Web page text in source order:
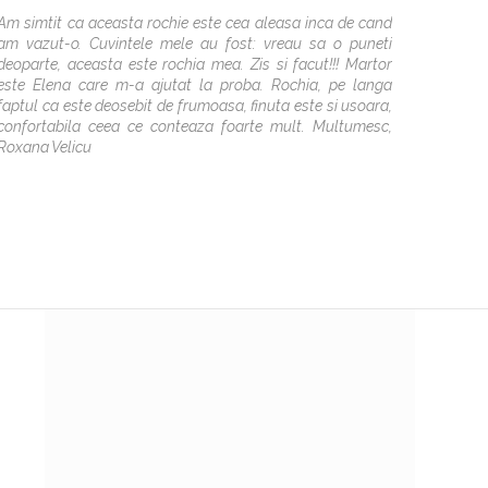
simtit ca aceasta rochie este cea aleasa inca de cand
vazut-o. Cuvintele mele au fost: vreau sa o puneti
aceasta este rochia mea. Zis si facut!!! Martor
Elena care m-a ajutat la proba. Rochia, pe langa
ca este deosebit de frumoasa, finuta este si usoara,
ceea ce conteaza foarte mult. Multumesc,
Velicu